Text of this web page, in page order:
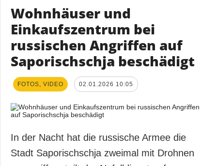
Wohnhäuser und
Einkaufszentrum bei
russischen Angriffen auf
Saporischschja beschädigt
FOTOS, VIDEO 02.01.2026 10:05
In der Nacht hat die russische Armee die
Stadt Saporischschja zweimal mit Drohnen